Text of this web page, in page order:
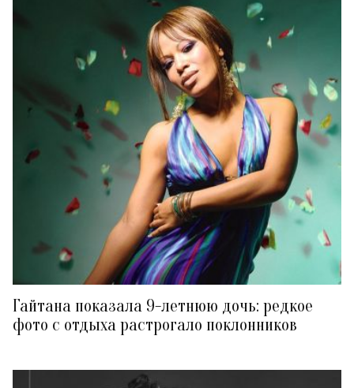
Гайтана показала 9-летнюю дочь: редкое
фото с отдыха растрогало поклонников